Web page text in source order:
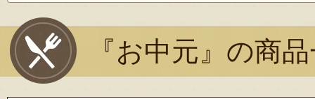
『お中元』の商